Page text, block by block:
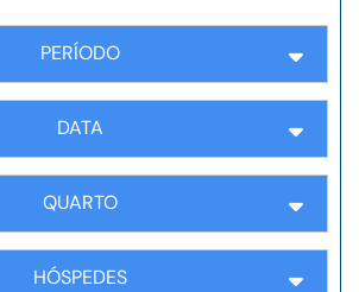
PERÍODO
DATA
QUARTO
HÓSPEDES